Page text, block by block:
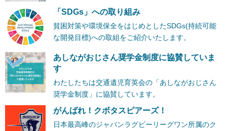
「SDGs」への取り組み
貧困対策や環境保全をはじめとしたSDGs(持続可能
な開発目標)への取組をご紹介いたします。
あしながおじさん奨学金制度に協賛していま
す
わたしたちは交通遺児育英会の「あしながおじさん
奨学金制度」に協賛しています。
がんばれ！クボタスピアーズ！
日本最高峰のジャパンラグビーリーグワン所属のク